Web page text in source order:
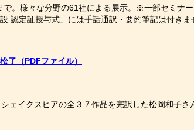
で。様々な分野の61社による展示。※一部セミナ
認定証授与式」には手話通訳・要約筆記は付きま
了（PDFファイル）
ェイクスピアの全３７作品を完訳した松岡和子さ